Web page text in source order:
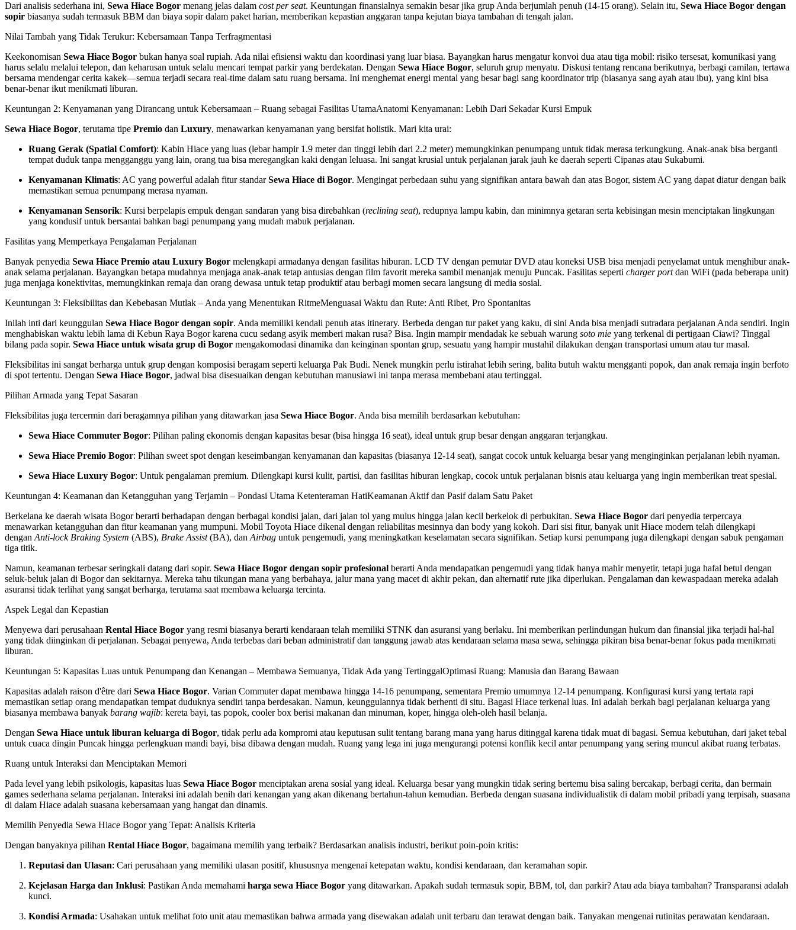
Dari analisis sederhana ini, Sewa Hiace Bogor menang jelas dalam cost per seat. Keuntungan finansialnya semakin besar jika grup Anda berjumlah penuh (14-15 orang). Selain itu, Sewa Hiace Bogor dengan
sopir biasanya sudah termasuk BBM dan biaya sopir dalam paket harian, memberikan kepastian anggaran tanpa kejutan biaya tambahan di tengah jalan.
Nilai Tambah yang Tidak Terukur: Kebersamaan Tanpa Terfragmentasi
Keekonomisan Sewa Hiace Bogor bukan hanya soal rupiah. Ada nilai efisiensi waktu dan koordinasi yang luar biasa. Bayangkan harus mengatur konvoi dua atau tiga mobil: risiko tersesat, komunikasi yang
harus selalu melalui telepon, dan keharusan untuk selalu mencari tempat parkir yang berdekatan. Dengan Sewa Hiace Bogor, seluruh grup menyatu. Diskusi tentang rencana berikutnya, berbagi camilan, tertawa
bersama mendengar cerita kakek—semua terjadi secara real-time dalam satu ruang bersama. Ini menghemat energi mental yang besar bagi sang koordinator trip (biasanya sang ayah atau ibu), yang kini bisa
benar-benar ikut menikmati liburan.
Keuntungan 2: Kenyamanan yang Dirancang untuk Kebersamaan – Ruang sebagai Fasilitas UtamaAnatomi Kenyamanan: Lebih Dari Sekadar Kursi Empuk
Sewa Hiace Bogor, terutama tipe Premio dan Luxury, menawarkan kenyamanan yang bersifat holistik. Mari kita urai:
Ruang Gerak (Spatial Comfort): Kabin Hiace yang luas (lebar hampir 1.9 meter dan tinggi lebih dari 2.2 meter) memungkinkan penumpang untuk tidak merasa terkungkung. Anak-anak bisa berganti
tempat duduk tanpa mengganggu yang lain, orang tua bisa meregangkan kaki dengan leluasa. Ini sangat krusial untuk perjalanan jarak jauh ke daerah seperti Cipanas atau Sukabumi.
Kenyamanan Klimatis: AC yang powerful adalah fitur standarSewa Hiace di Bogor. Mengingat perbedaan suhu yang signifikan antara bawah dan atas Bogor, sistem AC yang dapat diatur dengan baik
memastikan semua penumpang merasa nyaman.
Kenyamanan Sensorik: Kursi berpelapis empuk dengan sandaran yang bisa direbahkan (reclining seat), redupnya lampu kabin, dan minimnya getaran serta kebisingan mesin menciptakan lingkungan
yang kondusif untuk bersantai bahkan bagi penumpang yang mudah mabuk perjalanan.
Fasilitas yang Memperkaya Pengalaman Perjalanan
Banyak penyedia Sewa Hiace Premio atau Luxury Bogor melengkapi armadanya dengan fasilitas hiburan. LCD TV dengan pemutar DVD atau koneksi USB bisa menjadi penyelamat untuk menghibur anak-
anak selama perjalanan. Bayangkan betapa mudahnya menjaga anak-anak tetap antusias dengan film favorit mereka sambil menanjak menuju Puncak. Fasilitas seperti charger portdan WiFi (pada beberapa unit)
juga menjaga konektivitas, memungkinkan remaja dan orang dewasa untuk tetap produktif atau berbagi momen secara langsung di media sosial.
Keuntungan 3: Fleksibilitas dan Kebebasan Mutlak – Anda yang Menentukan RitmeMenguasai Waktu dan Rute: Anti Ribet, Pro Spontanitas
Inilah inti dari keunggulan Sewa Hiace Bogor dengan sopir. Anda memiliki kendali penuh atas itinerary. Berbeda dengan tur paket yang kaku, di sini Anda bisa menjadi sutradara perjalanan Anda sendiri. Ingin
menghabiskan waktu lebih lama di Kebun Raya Bogor karena cucu sedang asyik memberi makan rusa? Bisa. Ingin mampir mendadak ke sebuah warung soto mie yang terkenal di pertigaan Ciawi? Tinggal
bilang pada sopir. Sewa Hiace untuk wisata grup di Bogor mengakomodasi dinamika dan keinginan spontan grup, sesuatu yang hampir mustahil dilakukan dengan transportasi umum atau tur masal.
Fleksibilitas ini sangat berharga untuk grup dengan komposisi beragam seperti keluarga Pak Budi. Nenek mungkin perlu istirahat lebih sering, balita butuh waktu mengganti popok, dan anak remaja ingin berfoto
di spot tertentu. Dengan Sewa Hiace Bogor, jadwal bisa disesuaikan dengan kebutuhan manusiawi ini tanpa merasa membebani atau tertinggal.
Pilihan Armada yang Tepat Sasaran
Fleksibilitas juga tercermin dari beragamnya pilihan yang ditawarkan jasa Sewa Hiace Bogor. Anda bisa memilih berdasarkan kebutuhan:
Sewa Hiace Commuter Bogor: Pilihan paling ekonomis dengan kapasitas besar (bisa hingga 16 seat), ideal untuk grup besar dengan anggaran terjangkau.
Sewa Hiace Premio Bogor: Pilihan sweet spot dengan keseimbangan kenyamanan dan kapasitas (biasanya 12-14 seat), sangat cocok untuk keluarga besar yang menginginkan perjalanan lebih nyaman.
Sewa Hiace Luxury Bogor: Untuk pengalaman premium. Dilengkapi kursi kulit, partisi, dan fasilitas hiburan lengkap, cocok untuk perjalanan bisnis atau keluarga yang ingin memberikan treat spesial.
Keuntungan 4: Keamanan dan Ketangguhan yang Terjamin – Pondasi Utama Ketenteraman HatiKeamanan Aktif dan Pasif dalam Satu Paket
Berkelana ke daerah wisata Bogor berarti berhadapan dengan berbagai kondisi jalan, dari jalan tol yang mulus hingga jalan kecil berkelok di perbukitan. Sewa Hiace Bogor dari penyedia terpercaya
menawarkan ketangguhan dan fitur keamanan yang mumpuni. Mobil Toyota Hiace dikenal dengan reliabilitas mesinnya dan body yang kokoh. Dari sisi fitur, banyak unit Hiace modern telah dilengkapi
dengan Anti-lock Braking System (ABS), Brake Assist(BA), dan Airbag untuk pengemudi, yang meningkatkan keselamatan secara signifikan. Setiap kursi penumpang juga dilengkapi dengan sabuk pengaman
tiga titik.
Namun, keamanan terbesar seringkali datang dari sopir. Sewa Hiace Bogor dengan sopir profesional berarti Anda mendapatkan pengemudi yang tidak hanya mahir menyetir, tetapi juga hafal betul dengan
seluk-beluk jalan di Bogor dan sekitarnya. Mereka tahu tikungan mana yang berbahaya, jalur mana yang macet di akhir pekan, dan alternatif rute jika diperlukan. Pengalaman dan kewaspadaan mereka adalah
asuransi tidak terlihat yang sangat berharga, terutama saat membawa keluarga tercinta.
Aspek Legal dan Kepastian
Menyewa dari perusahaan Rental Hiace Bogor yang resmi biasanya berarti kendaraan telah memiliki STNK dan asuransi yang berlaku. Ini memberikan perlindungan hukum dan finansial jika terjadi hal-hal
yang tidak diinginkan di perjalanan. Sebagai penyewa, Anda terbebas dari beban administratif dan tanggung jawab atas kendaraan selama masa sewa, sehingga pikiran bisa benar-benar fokus pada menikmati
liburan.
Keuntungan 5: Kapasitas Luas untuk Penumpang dan Kenangan – Membawa Semuanya, Tidak Ada yang TertinggalOptimasi Ruang: Manusia dan Barang Bawaan
Kapasitas adalah raison d'être dari Sewa Hiace Bogor. Varian Commuter dapat membawa hingga 14-16 penumpang, sementara Premio umumnya 12-14 penumpang. Konfigurasi kursi yang tertata rapi
memastikan setiap orang mendapatkan tempat duduknya sendiri tanpa berdesakan. Namun, keunggulannya tidak berhenti di situ. Bagasi Hiace terkenal luas. Ini adalah berkah bagi perjalanan keluarga yang
biasanya membawa banyak barang wajib: kereta bayi, tas popok, cooler box berisi makanan dan minuman, koper, hingga oleh-oleh hasil belanja.
Dengan Sewa Hiace untuk liburan keluarga di Bogor, tidak perlu ada kompromi atau keputusan sulit tentang barang mana yang harus ditinggal karena tidak muat di bagasi. Semua kebutuhan, dari jaket tebal
untuk cuaca dingin Puncak hingga perlengkuan mandi bayi, bisa dibawa dengan mudah. Ruang yang lega ini juga mengurangi potensi konflik kecil antar penumpang yang sering muncul akibat ruang terbatas.
Ruang untuk Interaksi dan Menciptakan Memori
Pada level yang lebih psikologis, kapasitas luas Sewa Hiace Bogor menciptakan arena sosial yang ideal. Keluarga besar yang mungkin tidak sering bertemu bisa saling bercakap, berbagi cerita, dan bermain
games sederhana selama perjalanan. Interaksi ini adalah benih dari kenangan yang akan dikenang bertahun-tahun kemudian. Berbeda dengan suasana individualistik di dalam mobil pribadi yang terpisah, suasana
di dalam Hiace adalah suasana kebersamaan yang hangat dan dinamis.
Memilih Penyedia Sewa Hiace Bogor yang Tepat: Analisis Kriteria
Dengan banyaknya pilihan Rental Hiace Bogor, bagaimana memilih yang terbaik? Berdasarkan analisis industri, berikut poin-poin kritis:
Reputasi dan Ulasan: Cari perusahaan yang memiliki ulasan positif, khususnya mengenai ketepatan waktu, kondisi kendaraan, dan keramahan sopir.
Kejelasan Harga dan Inklusi: Pastikan Anda memahami harga sewa Hiace Bogor yang ditawarkan. Apakah sudah termasuk sopir, BBM, tol, dan parkir? Atau ada biaya tambahan? Transparansi adalah
kunci.
Kondisi Armada: Usahakan untuk melihat foto unit atau memastikan bahwa armada yang disewakan adalah unit terbaru dan terawat dengan baik. Tanyakan mengenai rutinitas perawatan kendaraan.